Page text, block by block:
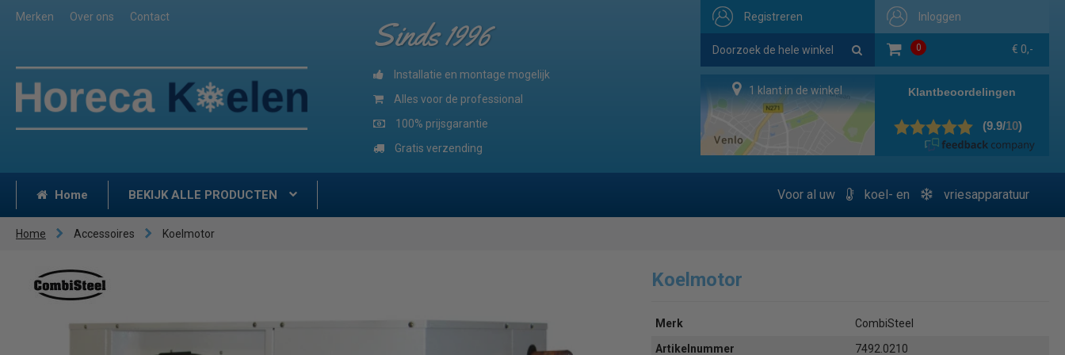
Merken Over ons Contact Inloggen
0 € 0,-
Registreren
Sinds 1996
Installatie en montage mogelijk
Alles voor de professional
100% prijsgarantie
Gratis verzending
1 klant in de winkel
Home BEKIJK ALLE PRODUCTEN Voor al uw koel- en vriesapparatuur
Home Accessoires Koelmotor
Koelmotor
Merk
CombiSteel
Artikelnummer
7492.0210